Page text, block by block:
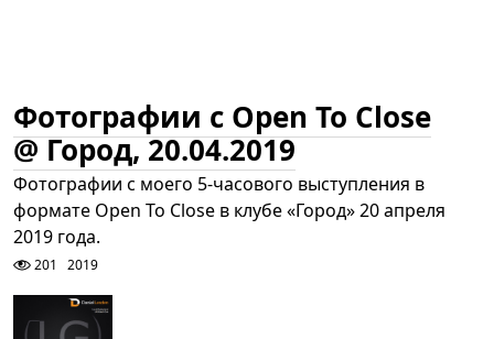
Фотографии с Open To Close
@ Город, 20.04.2019
Фотографии с моего 5-часового выступления в
формате Open To Close в клубе «Город» 20 апреля
2019 года.
201 2019